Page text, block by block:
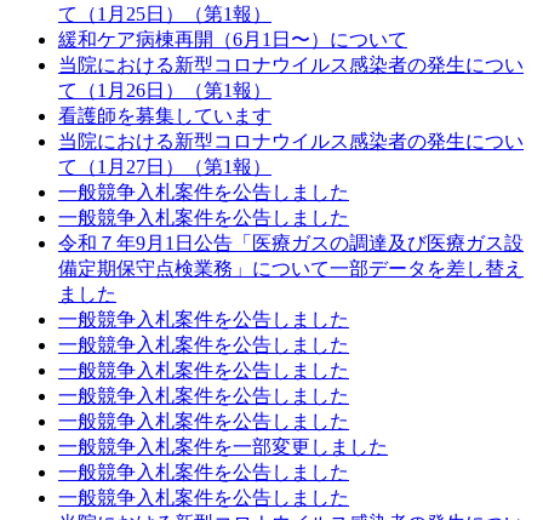
て（1月25日）（第1報）
緩和ケア病棟再開（6月1日〜）について
当院における新型コロナウイルス感染者の発生につい
て（1月26日）（第1報）
看護師を募集しています
当院における新型コロナウイルス感染者の発生につい
て（1月27日）（第1報）
一般競争入札案件を公告しました
一般競争入札案件を公告しました
令和７年9月1日公告「医療ガスの調達及び医療ガス設
備定期保守点検業務」について一部データを差し替え
ました
一般競争入札案件を公告しました
一般競争入札案件を公告しました
一般競争入札案件を公告しました
一般競争入札案件を公告しました
一般競争入札案件を公告しました
一般競争入札案件を一部変更しました
一般競争入札案件を公告しました
一般競争入札案件を公告しました